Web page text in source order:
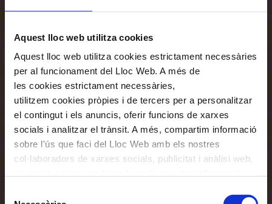
Aquest lloc web utilitza cookies
Aquest lloc web utilitza cookies estrictament necessàries
per al funcionament del Lloc Web. A més de
les cookies estrictament necessàries,
utilitzem cookies pròpies i de tercers per a personalitzar
el contingut i els anuncis, oferir funcions de xarxes
socials i analitzar el trànsit. A més, compartim informació
sobre l'ús que faci del Lloc Web amb els nostres
col·laboradors de xarxes socials, publicitat i anàlisi web,